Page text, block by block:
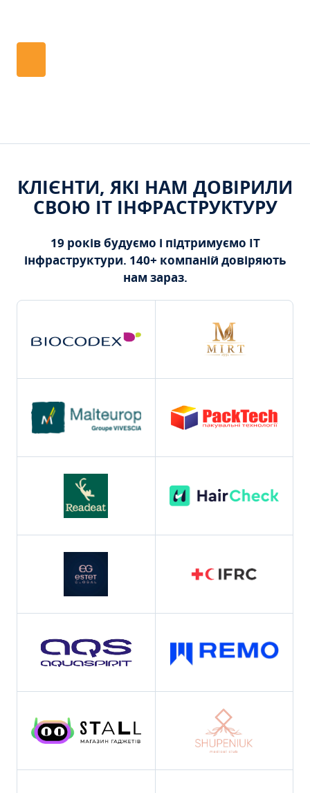
КЛІЄНТИ, ЯКІ НАМ ДОВІРИЛИ
СВОЮ ІТ ІНФРАСТРУКТУРУ
19 років будуємо і підтримуємо ІТ
інфраструктури. 140+ компаній довіряють
нам зараз.